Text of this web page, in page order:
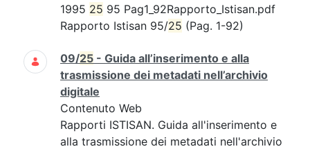
1995 25 95 Pag1_92Rapporto_Istisan.pdf
Rapporto Istisan 95/25 (Pag. 1-92)
09/25 - Guida all’inserimento e alla
trasmissione dei metadati nell’archivio
digitale
Contenuto Web
Rapporti ISTISAN. Guida all'inserimento e
alla trasmissione dei metadati nell'archivio